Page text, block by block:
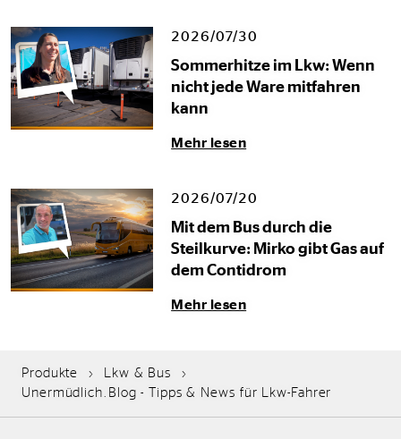
2026/07/30
Sommerhitze im Lkw: Wenn
nicht jede Ware mitfahren
kann
Mehr lesen
2026/07/20
Mit dem Bus durch die
Steilkurve: Mirko gibt Gas auf
dem Contidrom
Mehr lesen
Produkte
Lkw & Bus
Unermüdlich.Blog - Tipps & News für Lkw-Fahrer